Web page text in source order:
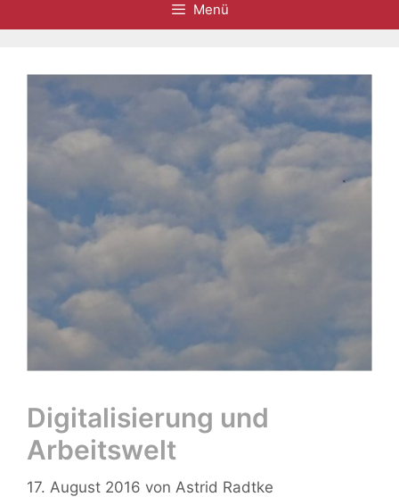
Menü
Digitalisierung und
Arbeitswelt
17. August 2016 von Astrid Radtke